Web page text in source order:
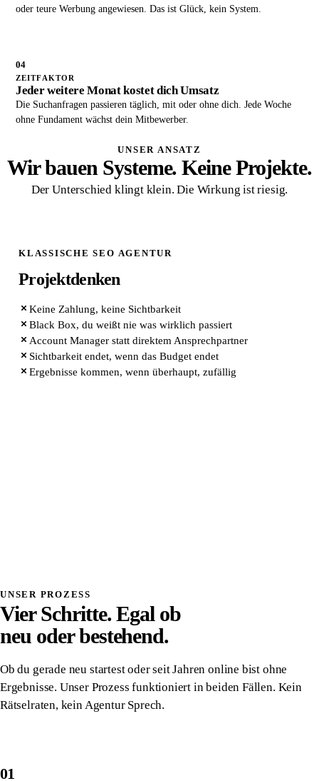
oder teure Werbung angewiesen. Das ist Glück, kein System.
04
ZEITFAKTOR
Jeder weitere Monat kostet dich Umsatz
Die Suchanfragen passieren täglich, mit oder ohne dich. Jede Woche
ohne Fundament wächst dein Mitbewerber.
UNSER ANSATZ
Wir bauen Systeme. Keine Projekte.
Der Unterschied klingt klein. Die Wirkung ist riesig.
KLASSISCHE SEO AGENTUR
Projektdenken
Keine Zahlung, keine Sichtbarkeit
Black Box, du weißt nie was wirklich passiert
Account Manager statt direktem Ansprechpartner
Sichtbarkeit endet, wenn das Budget endet
Ergebnisse kommen, wenn überhaupt, zufällig
UNSER PROZESS
Vier Schritte. Egal ob
neu oder bestehend.
Ob du gerade neu startest oder seit Jahren online bist ohne
Ergebnisse. Unser Prozess funktioniert in beiden Fällen. Kein
Rätselraten, kein Agentur Sprech.
01